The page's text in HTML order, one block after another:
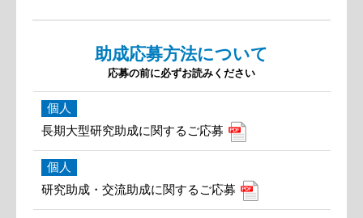
助成応募方法について
応募の前に必ずお読みください
個人
長期大型研究助成に関するご応募
個人
研究助成・交流助成に関するご応募